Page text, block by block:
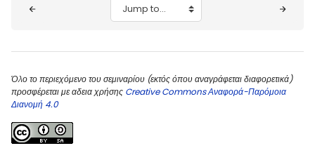
Jump to...
Όλο το περιεχόμενο του σεμιναρίου (εκτός όπου αναγράφεται διαφορετικά)
προσφέρεται με αδεια χρήσης Creative Commons Αναφορά-Παρόμοια
Διανομή 4.0